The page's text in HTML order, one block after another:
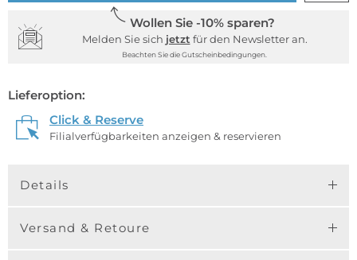
Wollen Sie -10% sparen?
Melden Sie sich jetzt für den Newsletter an.
Beachten Sie die Gutscheinbedingungen.
Lieferoption:
Click & Reserve
Filialverfügbarkeiten anzeigen & reservieren
Details
Versand & Retoure